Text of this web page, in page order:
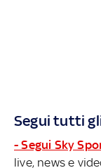
Segui tutti
- Segui Sky
live, news e